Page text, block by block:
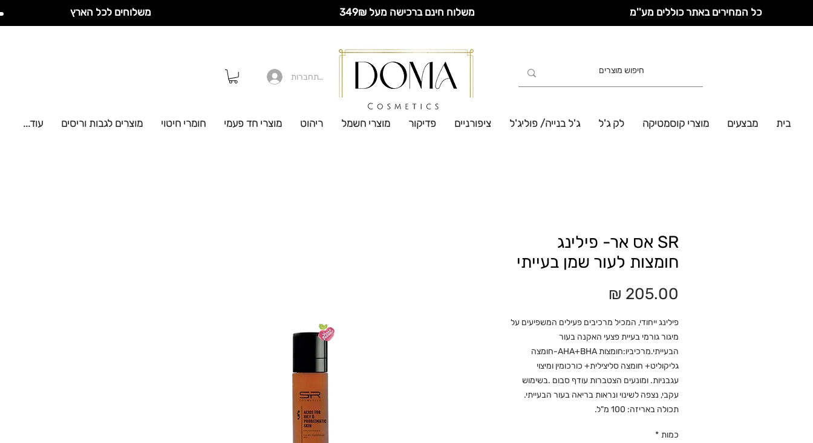
משלוחים לכל הארץ משלוח חינם ברכישה מעל 349₪ כל המחירים באתר כוללים מע''מ
להתחברות
בית מבצעים מוצרי קוסמטיקה לק ג'ל ג'ל בנייה/ פוליג'ל ציפורניים פדיקור מוצרי חשמל ריהוט מוצרי חד פעמי חומרי חיטוי מוצרים לגבות וריסים עוד...
SR אס אר- פילינג
חומצות לעור שמן בעייתי
פילינג ייחודי, המכיל מרכיבים פעילים המשפיעים על
מיגור גורמי בעיית פצעי האקנה בעור
הבעייתי.מרכיביו:חומצות AHA+BHA-חומצה
גליקוליט+ חומצה סליצילית+ כורכומין ומיצוי
עגבניות. ומונעים הצטברות עודף סבום .בשימוש
עקבי, נצפה לשינוי ונראות בריאה בעור הבעייתי.
תכולה באריזה: 100 מ"ל.
כמות *